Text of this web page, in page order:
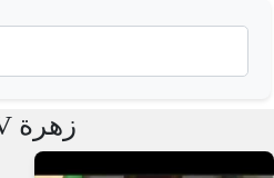
‏بحث ‏
زهرة TV